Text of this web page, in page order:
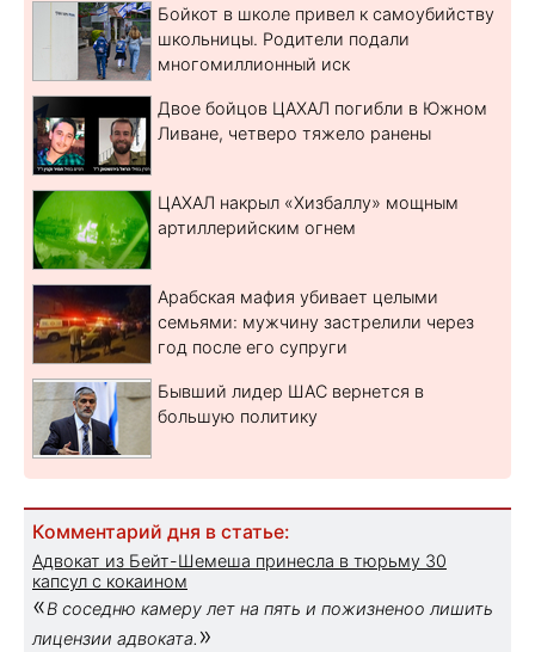
Бойкот в школе привел к самоубийству
школьницы. Родители подали
многомиллионный иск
Двое бойцов ЦАХАЛ погибли в Южном
Ливане, четверо тяжело ранены
ЦАХАЛ накрыл «Хизбаллу» мощным
артиллерийским огнем
Арабская мафия убивает целыми
семьями: мужчину застрелили через
год после его супруги
Бывший лидер ШАС вернется в
большую политику
Комментарий дня в статье:
Адвокат из Бейт-Шемеша принесла в тюрьму 30
капсул с кокаином
«В соседню камеру лет на пять и пожизненоо лишить
лицензии адвоката. »